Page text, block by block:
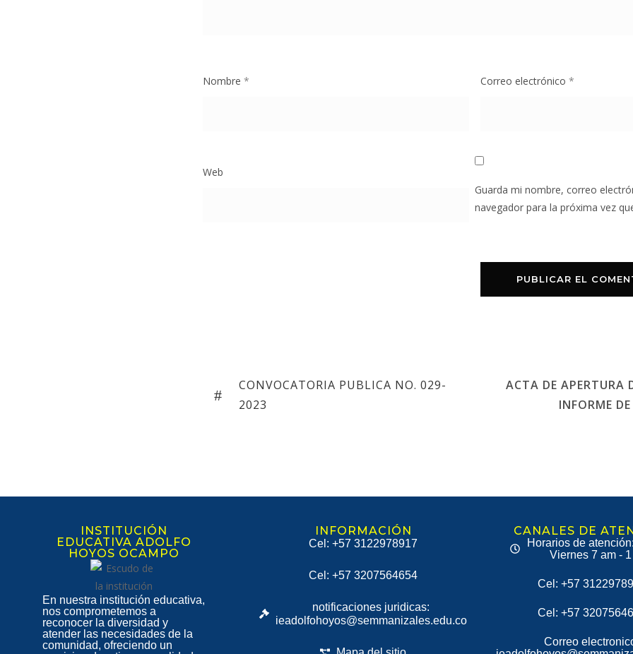
Nombre * Correo electrónico *
Web
Guarda mi nombre, correo
navegador para la próxima vez
CONVOCATORIA PUBLICA NO. 029-
2023
ACTA DE APERTURA
INFORME
INSTITUCIÓN
EDUCATIVA ADOLFO
HOYOS OCAMPO
En nuestra institución educativa,
nos comprometemos a
reconocer la diversidad y
atender las necesidades de la
comunidad, ofreciendo un
INFORMACIÓN
Cel: +57 3122978917
Cel: +57 3207564654
notificaciones juridicas:
ieadolfohoyos@semmanizales.edu.co
CANALES DE
Horarios de
Viernes 7 am -
Cel: +57
Cel: +57
Correo